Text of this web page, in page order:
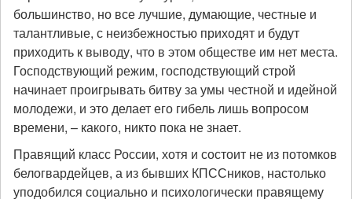
большинство, но все лучшие, думающие, честные и
талантливые, с неизбежностью приходят и будут
приходить к выводу, что в этом обществе им нет места.
Господствующий режим, господствующий строй
начинает проигрывать битву за умы честной и идейной
молодежи, и это делает его гибель лишь вопросом
времени, – какого, никто пока не знает.
Правящий класс России, хотя и состоит не из потомков
белогвардейцев, а из бывших КПССников, настолько
уподобился социально и психологически правящему